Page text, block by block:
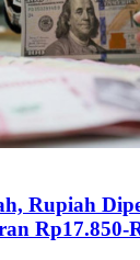
Rupiah
Rp17.850-